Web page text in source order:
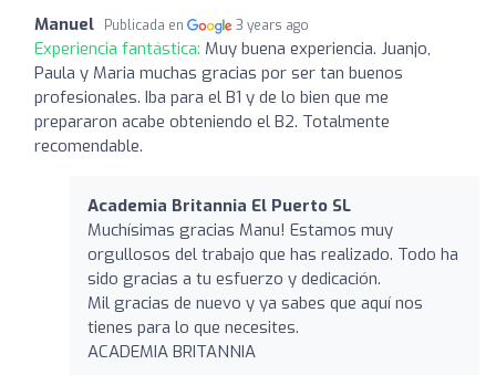
Manuel Publicada en 3 years ago
Experiencia fantástica: Muy buena experiencia. Juanjo,
Paula y Maria muchas gracias por ser tan buenos
profesionales. Iba para el B1 y de lo bien que me
prepararon acabe obteniendo el B2. Totalmente
recomendable.
Academia Britannia El Puerto SL
Muchísimas gracias Manu! Estamos muy
orgullosos del trabajo que has realizado. Todo ha
sido gracias a tu esfuerzo y dedicación.
Mil gracias de nuevo y ya sabes que aquí nos
tienes para lo que necesites.
ACADEMIA BRITANNIA